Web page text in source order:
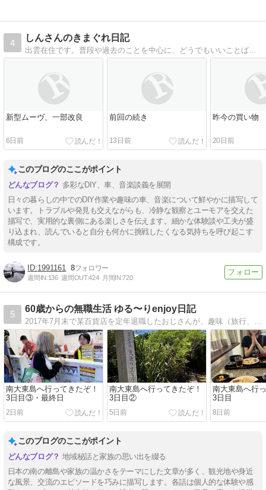
4
しんさんのきまぐれ日記
出雲在住です。普段や過去のことを中心に、どうでもいいことばかりいろいろ書いています。
新型ムーヴ、一部改良
6日前
前回の続き
13日前
昨今の買い物
20日前
このブログのここがポイント
多彩なDIY、車、音楽談義を展開
日々の暮らしの中でのDIY作業や趣味の車、音楽について鮮やかに描写して
います。トラブルや発見も交えながらも、冷静な観察とユーモアを交えた
描写で、実用的な裏側にある楽しさを伝えます。細かな体験談や工夫が盛
り込まれ、読んでいると自分も何かに挑戦したくなる気持ちを呼び起こす
構成です。
1991161 8
週間IN:136 週間OUT:424 月間IN:720
5
60歳からの無職生活 ゆる〜りenjoy日記
2017年7月末で某百貨店を定年退職したおじさんが、趣味（旅行、温泉、釣り、音楽、カメラ）の話や毎日の無職生活を綴ります。
南大東島へ行ってきたぞ！
3日目③・最終日
2日前
南大東島へ行ってきたぞ！
3日目②
5日前
南大東島へ行
3日目
8日前
このブログのここがポイント
地域秘話と家族の思い出を綴る
日本の南の離島や家族の温かさをテーマにした文章が多く、観光地や身近
な風景、交流のエピソードを巧みに描写します。各話は個人的な体験や感